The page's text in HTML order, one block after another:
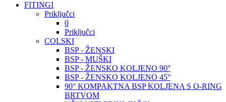
FITINGI
Priključci
0
Priključci
COLSKI
BSP - ŽENSKI
BSP - MUŠKI
BSP - ŽENSKO KOLJENO 90°
BSP - ŽENSKO KOLJENO 45°
90° KOMPAKTNA BSP KOLJENA S O-RING
BRTVOM